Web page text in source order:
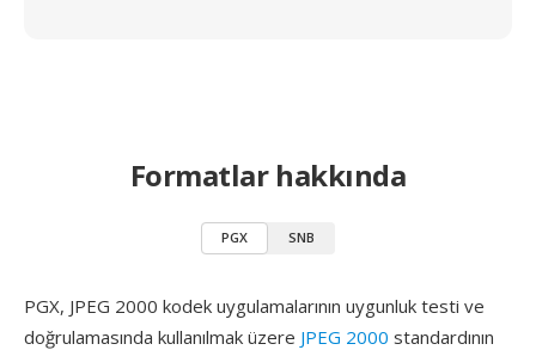
Formatlar hakkında
PGX SNB
PGX, JPEG 2000 kodek uygulamalarının uygunluk testi ve
doğrulamasında kullanılmak üzere JPEG 2000 standardının